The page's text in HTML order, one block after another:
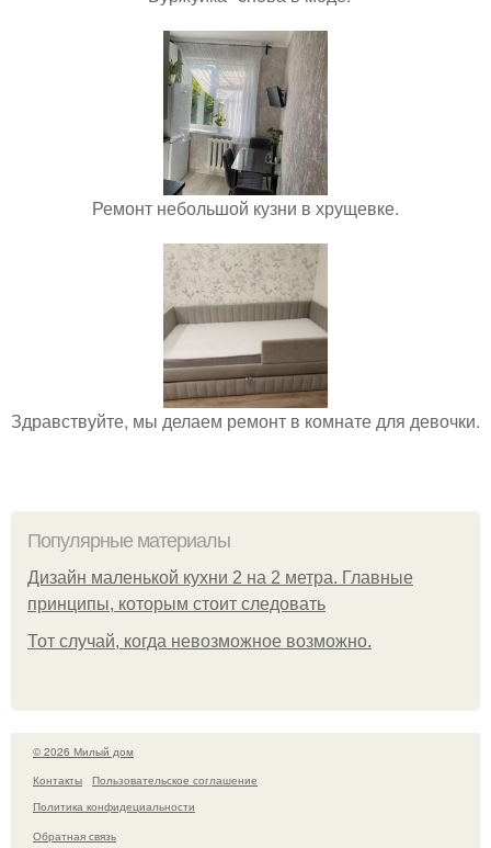
Ремонт небольшой кузни в хрущевке.
Здравствуйте, мы делаем ремонт в комнате для девочки.
Популярные материалы
Дизайн маленькой кухни 2 на 2 метра. Главные
принципы, которым стоит следовать
Тот случай, когда невозможное возможно.
© 2026 Милый дом
Контакты
Пользовательское соглашение
Политика конфидециальности
Обратная связь